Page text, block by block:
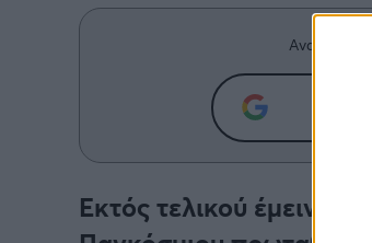
Εκτός τελικού έμεινε